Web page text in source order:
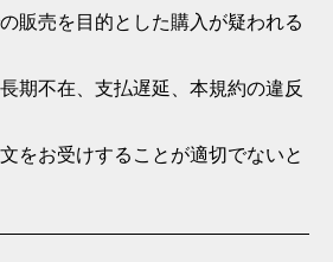
販売を目的とした購入が疑われる
期不在、支払遅延、本規約の違反
をお受けすることが適切でないと